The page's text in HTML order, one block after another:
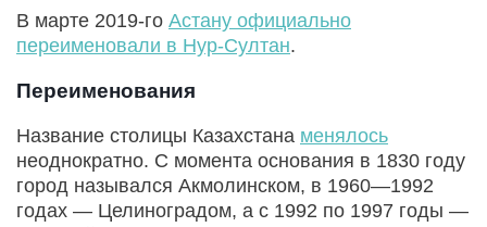
В марте 2019-го Астану официально
переименовали в Нур-Султан.
Переименования
Название столицы Казахстана менялось
неоднократно. С момента основания в 1830 году
город назывался Акмолинском, в 1960—1992
годах — Целиноградом, а с 1992 по 1997 годы —